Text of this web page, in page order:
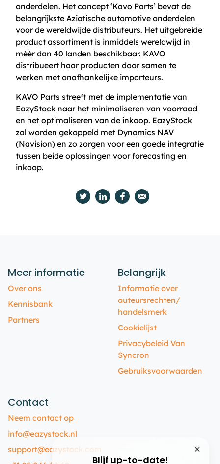
onderdelen. Het concept ‘Kavo Parts’ bevat de
belangrijkste Aziatische automotive onderdelen
voor de wereldwijde distributeurs. Het uitgebreide
product assortiment is inmiddels wereldwijd in
méér dan 40 landen beschikbaar. KAVO
distribueert haar producten door samen te
werken met onafhankelijke importeurs.
KAVO Parts streeft met de implementatie van
EazyStock naar het minimaliseren van voorraad
en het optimaliseren van de inkoop. EazyStock
zal worden gekoppeld met Dynamics NAV
(Navision) en zo zorgen voor een goede integratie
tussen beide oplossingen voor forecasting en
inkoop.
Blijf up-to-date!
Meer informatie
Over ons
Kennisbank
Partners
Belangrijk
Informatie over
auteursrechten/
handelsmerk
Cookielijst
Privacybeleid Van
Syncron
Gebruiksvoorwaarden
Contact
Neem contact op
info@eazystock.nl
support@eazystock.com